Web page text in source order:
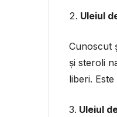
Uleiul
Cunoscut
și steroli
liberi.
Uleiul